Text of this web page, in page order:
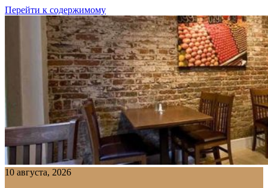
Перейти к содержимому
10 августа, 2026